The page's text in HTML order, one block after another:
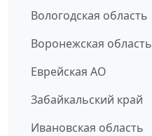
Вологодская область
Воронежская область
Еврейская АО
Забайкальский край
Ивановская область